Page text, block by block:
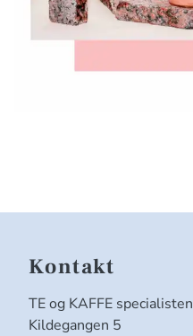
Kontakt
TE og KAFFE specialisten
Kildegangen 5